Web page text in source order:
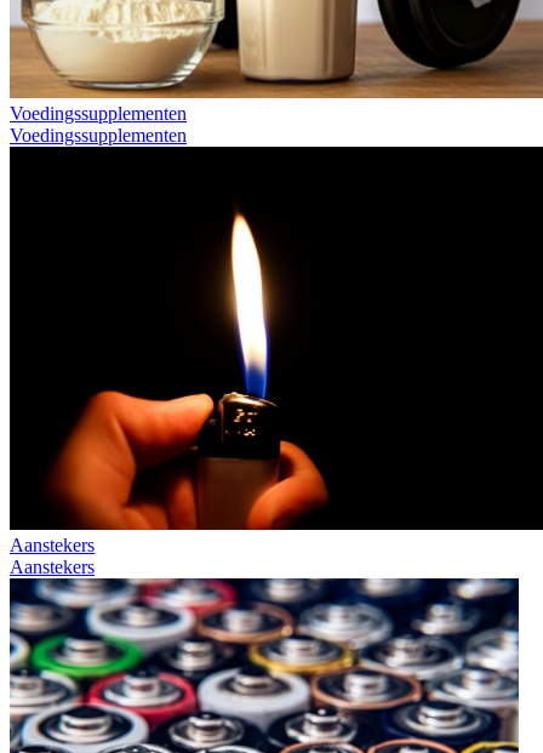
Voedingssupplementen
Voedingssupplementen
Aanstekers
Aanstekers